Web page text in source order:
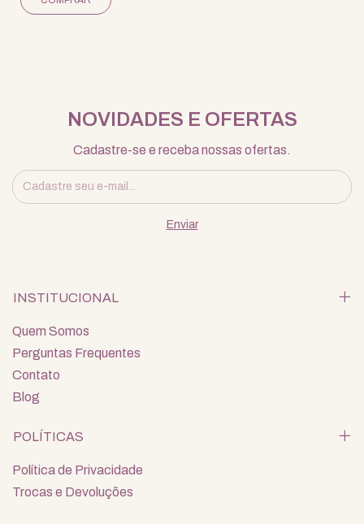
NOVIDADES E OFERTAS
Cadastre-se e receba nossas ofertas.
INSTITUCIONAL
Quem Somos
Perguntas Frequentes
Contato
Blog
POLÍTICAS
Política de Privacidade
Trocas e Devoluções